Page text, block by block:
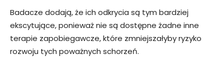
Badacze dodają, że ich odkrycia są tym bardziej
ekscytujące, ponieważ nie są dostępne żadne inne
terapie zapobiegawcze, które zmniejszałyby ryzyko
rozwoju tych poważnych schorzeń.